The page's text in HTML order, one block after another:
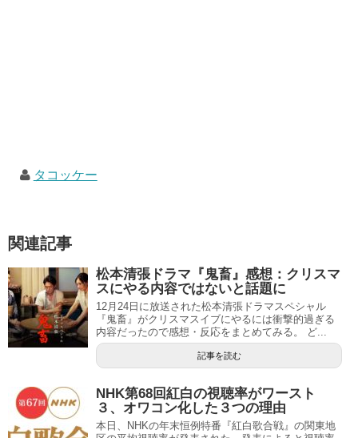
タコッケー
関連記事
松本清張ドラマ『鬼畜』感想：クリスマ
スにやる内容ではないと話題に
12月24日に放送された松本清張ドラマスペシャル
『鬼畜』がクリスマスイブにやるには衝撃的過ぎる
内容だったので感想・反応をまとめてみる。 ど...
記事を読む
NHK第68回紅白の視聴率がワースト
３、オワコン化した３つの理由
本日、NHKの年末恒例特番『紅白歌合戦』の関東地